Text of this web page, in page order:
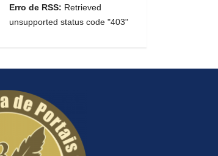
Erro de RSS: Retrieved
unsupported status code "403"